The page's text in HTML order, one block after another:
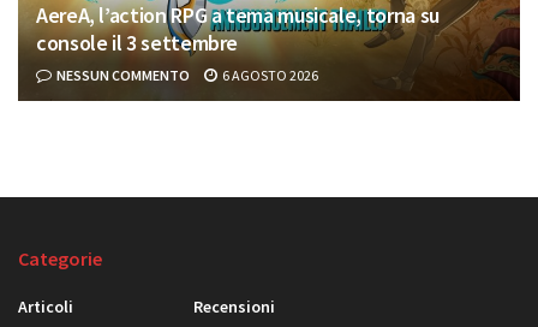
AereA, l’action RPG a tema musicale, torna su
console il 3 settembre
NESSUN COMMENTO 6 AGOSTO 2026
Categorie
Articoli
Recensioni